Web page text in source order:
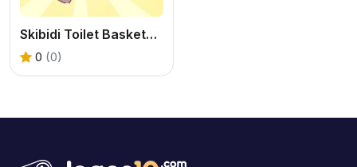
Skibidi Toilet Basketball
0 (0)